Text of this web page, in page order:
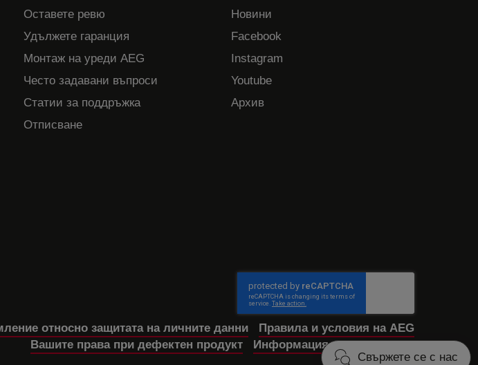
Свържете се с нас
Оставете ревю
Удължете гаранция
Монтаж на уреди AEG
Често задавани въпроси
Статии за поддръжка
Отписване
Новини
Facebook
Instagram
Youtube
Архив
Правила и условия на AEG
относно защитата на личните данни
Информация за достъпност
Вашите права при дефектен продукт